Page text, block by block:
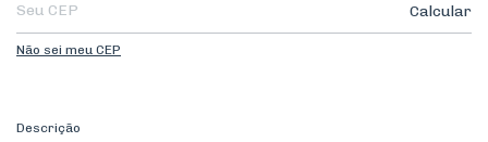
Calcular
Não sei meu CEP
Descrição